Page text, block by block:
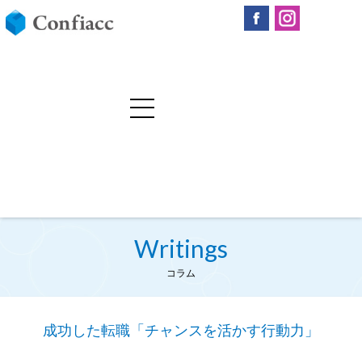
Writings
コラム
成功した転職「チャンスを活かす行動力」